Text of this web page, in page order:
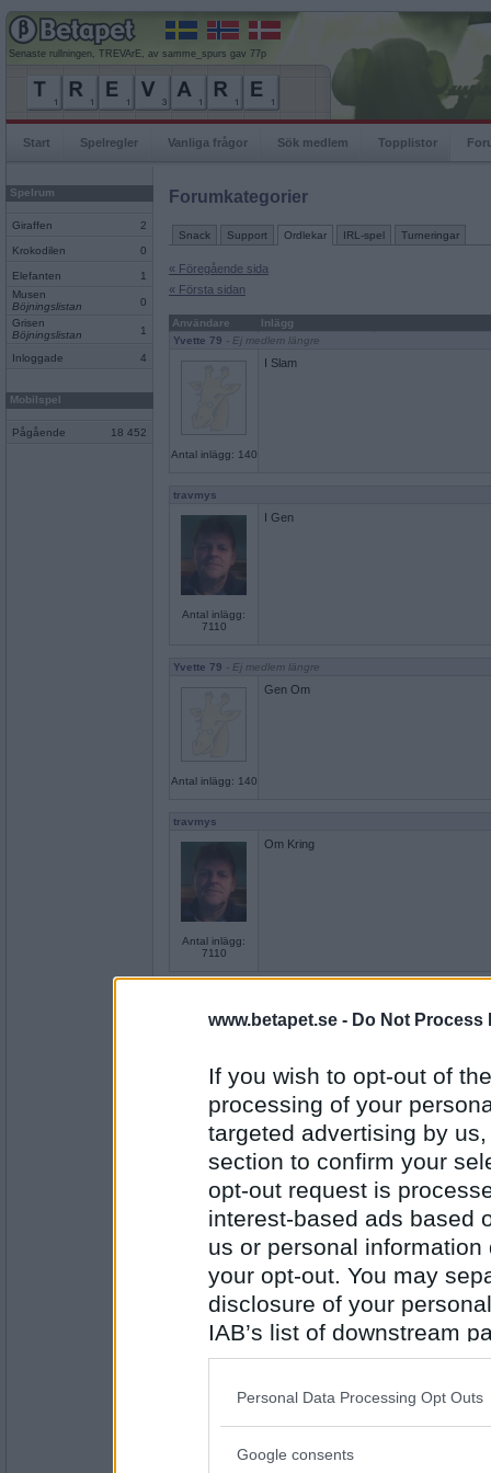
www.betapet.se - Do Not Process
If you wish to opt-out of
processing of your
targeted advertising by
section to confirm your
opt-out request is
interest-based ads based
us or personal
your opt-out. You may
disclosure of your
IAB’s list of downstream
also be disclosed by us
Downstream Participants
Please note that this
Personal Data Processing Opt Outs
Google consents
Senaste rullningen, TREVArE, av samme_spurs gav 77p
Start Spelregler Vanliga frågor Sök medlem Topplistor
Spelrum
Giraffen 2
Krokodilen 0
Elefanten
1
Musen
Böjningslistan
0
Grisen
Böjningslistan
1
Inloggade 4
Mobilspel
Pågående 18 452
Forumkategorier
Snack Support Ordlekar IRL-spel Turneringar
« Föregående sida
« Första sidan
Användare
Inlägg
Yvette 79 - Ej medlem längre
Antal inlägg: 140
I Slam
travmys
Antal inlägg:
7110
I Gen
Yvette 79 - Ej medlem längre
Antal inlägg: 140
Gen Om
travmys
Antal inlägg:
7110
Om Kring
Antal inlägg: 103
Kring La
2873
Vett Lös